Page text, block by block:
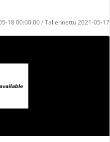
18 00:00:00 / Tallennettu 2021-05-17